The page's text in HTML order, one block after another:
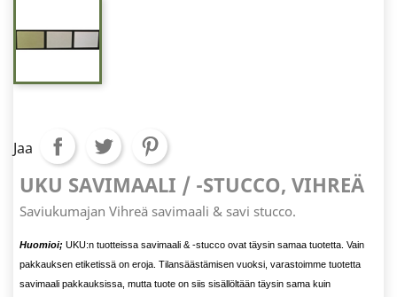
Jaa
UKU SAVIMAALI / -STUCCO, VIHREÄ
Saviukumajan Vihreä savimaali & savi stucco.
Huomioi; UKU:n tuotteissa savimaali & -stucco ovat täysin samaa tuotetta. Vain
pakkauksen etiketissä on eroja. Tilansäästämisen vuoksi, varastoimme tuotetta
savimaali pakkauksissa, mutta tuote on siis sisällöltään täysin sama kuin